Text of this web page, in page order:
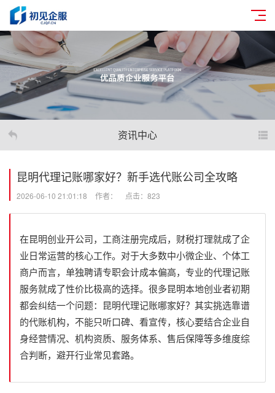
资讯中心
昆明代理记账哪家好？新手选代账公司全攻略
2026-06-10 21:01:18 作者： 点击：823
在昆明创业开公司，工商注册完成后，财税打理就成了企
业日常运营的核心工作。对于大多数中小微企业、个体工
商户而言，单独聘请专职会计成本偏高，专业的代理记账
服务就成了性价比极高的选择。很多昆明本地创业者初期
都会纠结一个问题：昆明代理记账哪家好？其实挑选靠谱
的代账机构，不能只听口碑、看宣传，核心要结合企业自
身经营情况、机构资质、服务体系、售后保障等多维度综
合判断，避开行业常见套路。